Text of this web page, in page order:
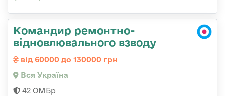
Командир ремонтно-
відновлювального взводу
від 60000 до 130000 грн
Вся Україна
42 ОМБр